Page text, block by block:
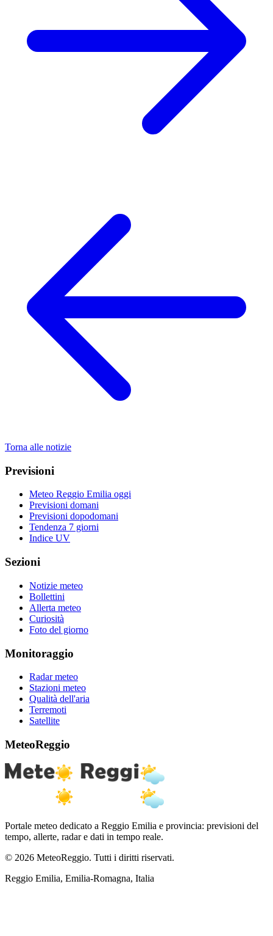
Torna alle notizie
Previsioni
Meteo Reggio Emilia oggi
Previsioni domani
Previsioni dopodomani
Tendenza 7 giorni
Indice UV
Sezioni
Notizie meteo
Bollettini
Allerta meteo
Curiosità
Foto del giorno
Monitoraggio
Radar meteo
Stazioni meteo
Qualità dell'aria
Terremoti
Satellite
MeteoReggio
Portale meteo dedicato a Reggio Emilia e provincia: previsioni del
tempo, allerte, radar e dati in tempo reale.
© 2026 MeteoReggio. Tutti i diritti riservati.
Reggio Emilia, Emilia-Romagna, Italia